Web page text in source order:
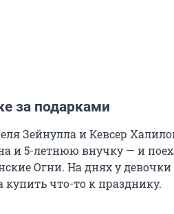
за подарками
Зейнулла и Кевсер
и 5-летнюю внучку — и
Огни. На днях у
купить что-то к празднику.